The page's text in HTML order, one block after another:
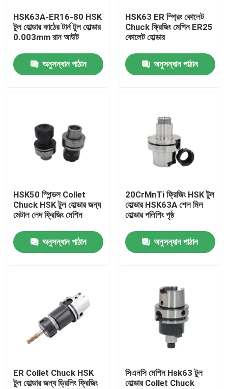
আমাদের সম্পর্কে
কারখানা ভ্রমণ
মান নিয়ন্ত্রণ
উদ্ধৃতির জন্য আবেদন
এসকে টুল হোল্ডার
HSK63A-ER16-80 HSK
টুল হোল্ডার কাঠের টার্ন টুল হোল্ডার
0.003mm রান আউট
অনুসন্ধান পাঠান
HSK63 ER স্প্রিং কোলেট
Chuck ফ্রিজিং মেশিন ER25
কোলেট হোল্ডার
অনুসন্ধান পাঠান
HSK50 স্পিন্ডল Collet
Chuck HSK টুল হোল্ডার জন্য
মেটাল লেদ ফ্রিজিং মেশিন
অনুসন্ধান পাঠান
20CrMnTi ফ্রিজিং HSK টুল
হোল্ডার HSK63A শেল মিল
হোল্ডার পলিশিং পৃষ্ঠ
অনুসন্ধান পাঠান
ER Collet Chuck HSK
টুল হোল্ডার জন্য ড্রিলিং ফ্রিজিং
সিএনসি মেশিন Hsk63 টুল
হোল্ডার Collet Chuck